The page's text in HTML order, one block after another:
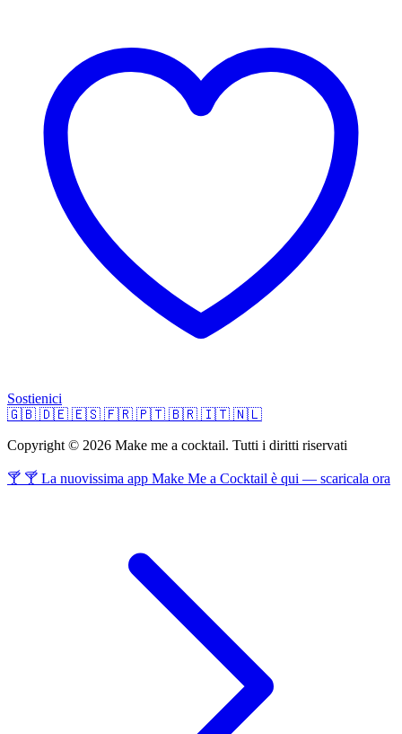
Sostienici
🇬🇧 🇩🇪 🇪🇸 🇫🇷 🇵🇹 🇧🇷 🇮🇹 🇳🇱
Copyright © 2026 Make me a cocktail. Tutti i diritti riservati
🍸 🍸 La nuovissima app Make Me a Cocktail è qui — scaricala ora